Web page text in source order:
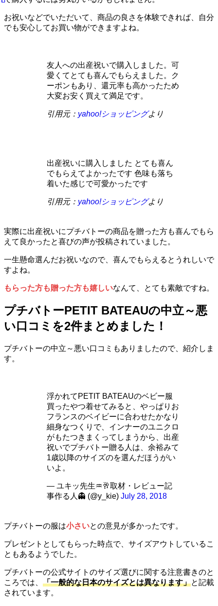
お祝いなどでいただいて、商品の良さを体験できれば、自分
でも安心してお買い物ができますよね。
友人への出産祝いで購入しました。可
愛くてとても喜んでもらえました。ク
ーポンもあり、還元率も高かったため
大変お安く買えて満足です。
引用元： yahoo!ショッピングより
出産祝いに購入しました とても喜ん
でもらえてよかったです 色味も落ち
着いた感じで可愛かったです
引用元： yahoo!ショッピングより
実際に出産祝いにプチバトーの商品を贈った方も喜んでもら
えて良かったと喜びの声が投稿されていました。
一生懸命選んだお祝いなので、喜んでもらえるとうれしいで
すよね。
もらった方も贈った方も嬉しいなんて、とても素敵ですね。
プチバトーPETIT BATEAUの中立～悪
い口コミを2件まとめました！
プチバトーの中立～悪い口コミもありましたので、紹介しま
す。
浮かれてPETIT BATEAUのベビー服
買ったやつ着せてみると、やっぱりお
フランスのベイビーに合わせたかなり
細身なつくりで、インナーのユニクロ
がもたつきまくってしまうから、出産
祝いでプチバトー贈る人は、余裕みて
1歳以降のサイズのを選んだほうがい
いよ。
— ユキッ先生♒🥂取材・レビュー記
事作る人👻 (@y_kie) July 28, 2018
プチバトーの服は小さいとの意見が多かったです。
プレゼントとしてもらった時点で、サイズアウトしているこ
ともあるようでした。
プチバトーの公式サイトのサイズ選びに関する注意書きのと
ころでは、 「一般的な日本のサイズとは異なります」と記載
されています。